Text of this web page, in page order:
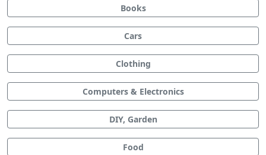
Books
Cars
Clothing
Computers & Electronics
DIY, Garden
Food